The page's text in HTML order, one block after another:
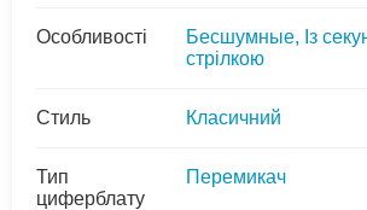
Особливості
Бесшумные, Із
стрілкою
Стиль Класичний
Тип
циферблату
Перемикач